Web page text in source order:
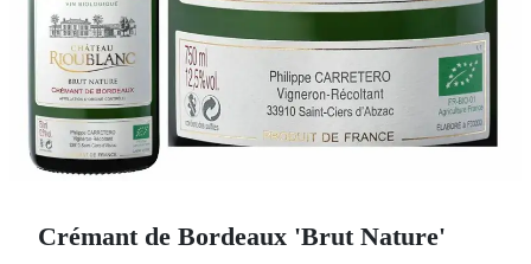
Crémant de Bordeaux 'Brut Nature'